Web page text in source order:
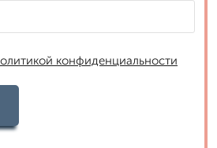
конфиденциальности